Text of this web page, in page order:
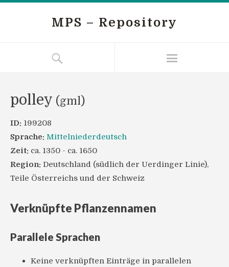
MPS – Repository
polley (gml)
ID: 199208
Sprache: Mittelniederdeutsch
Zeit: ca. 1350 - ca. 1650
Region: Deutschland (südlich der Uerdinger Linie),
Teile Österreichs und der Schweiz
Verknüpfte Pflanzennamen
Parallele Sprachen
Keine verknüpften Einträge in parallelen